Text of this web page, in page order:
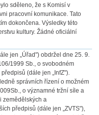
sděleno, že s Komisí v
pracovní komunikace. Tato
dokončena. Výsledky této
kultury. Žádné oficiální
jen „Úřad") obdržel dne 25. 9.
1999 Sb., o svobodném
(dále jen „InfZ").
správních řízení o možném
o významné tržní síle a
zemědělských a
předpisů (dále jen „ZVTS"),